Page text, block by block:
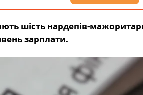
шість нардепів-
зарплати.